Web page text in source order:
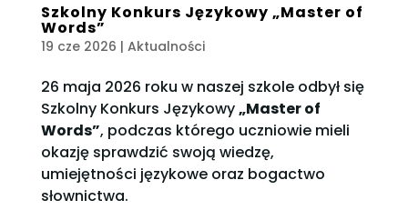
Szkolny Konkurs Językowy „Master of
Words”
19 cze 2026 | Aktualności
26 maja 2026 roku w naszej szkole odbył się
Szkolny Konkurs Językowy„Master of
Words”, podczas którego uczniowie mieli
okazję sprawdzić swoją wiedzę,
umiejętności językowe oraz bogactwo
słownictwa.